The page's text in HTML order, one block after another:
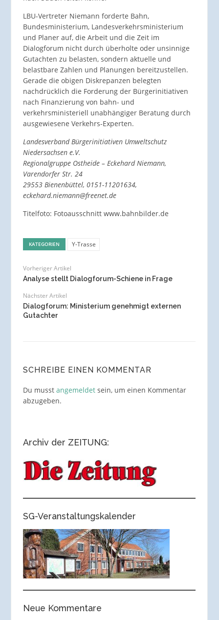
LBU-Vertreter Niemann forderte Bahn,
Bundesministerium, Landesverkehrsministerium
und Planer auf, die Arbeit und die Zeit im
Dialogforum nicht durch überholte oder unsinnige
Gutachten zu belasten, sondern aktuelle und
belastbare Zahlen und Planungen bereitzustellen.
Gerade die obigen Diskrepanzen belegten
nachdrücklich die Forderung der Bürgerinitiativen
nach Finanzierung von bahn- und
verkehrsministeriell unabhängiger Beratung durch
ausgewiesene Verkehrs-Experten.
Landesverband Bürgerinitiativen Umweltschutz
Niedersachsen e.V.
Regionalgruppe Ostheide – Eckehard Niemann,
Varendorfer Str. 24
29553 Bienenbüttel, 0151-11201634,
eckehard.niemann@freenet.de
Titelfoto: Fotoausschnitt www.bahnbilder.de
KATEGORIEN Y-Trasse
Vorheriger Artikel
Analyse stellt Dialogforum-Schiene in Frage
Nächster Artikel
Dialogforum: Ministerium genehmigt externen
Gutachter
SCHREIBE EINEN KOMMENTAR
Du musst angemeldetsein, um einen Kommentar
abzugeben.
Archiv der ZEITUNG:
SG-Veranstaltungskalender
Neue Kommentare